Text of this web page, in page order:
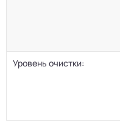
Уровень очистки: